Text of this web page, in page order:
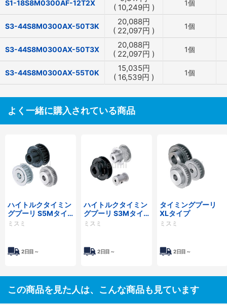
S1-18S8M0300AF-12T2X
( 10,249円 ) 1個
S3-44S8M0300AX-50T3K 20,088円
( 22,097円 ) 1個
S3-44S8M0300AX-50T3X 20,088円
( 22,097円 ) 1個
S3-44S8M0300AX-55T0K 15,035円
( 16,539円 ) 1個
よく一緒に購入されている商品
ハイトルクタイミン
グプーリ S5Mタイ
プ
ミスミ
2日目～
ハイトルクタイミン
グプーリ S3Mタイ
プ
ミスミ
2日目～
タイミングプーリ
XLタイプ
ミスミ
2日目～
この商品を見た人は、こんな商品も見ています